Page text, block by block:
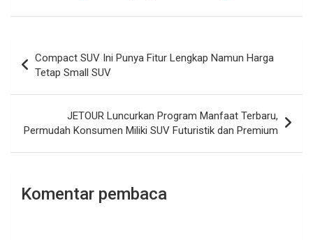
pos
Compact SUV Ini Punya Fitur Lengkap Namun Harga
Tetap Small SUV
JETOUR Luncurkan Program Manfaat Terbaru,
Permudah Konsumen Miliki SUV Futuristik dan Premium
Komentar pembaca